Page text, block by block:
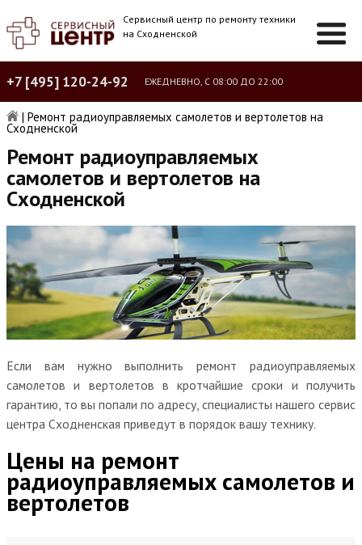
Сервисный центр по ремонту техники
на Сходненской
+7 [495] 120-24-92 ЕЖЕДНЕВНО, С 08:00 ДО 22:00
| Ремонт радиоуправляемых самолетов и вертолетов на
Сходненской
Ремонт радиоуправляемых
самолетов и вертолетов на
Сходненской
Если вам нужно выполнить ремонт радиоуправляемых
самолетов и вертолетов в кротчайшие сроки и получить
гарантию, то вы попали по адресу, специалисты нашего сервис
центра Сходненская приведут в порядок вашу технику.
Цены на ремонт
радиоуправляемых самолетов и
вертолетов